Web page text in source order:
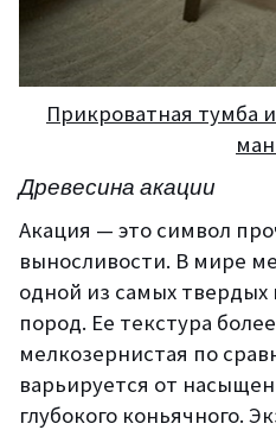
Прикроватная тумба
Древесина акации
Акация — это символ
выносливости. В мире
одной из самых твердых
пород. Ее текстура
мелкозернистая по
варьируется от
глубокого коньячного.